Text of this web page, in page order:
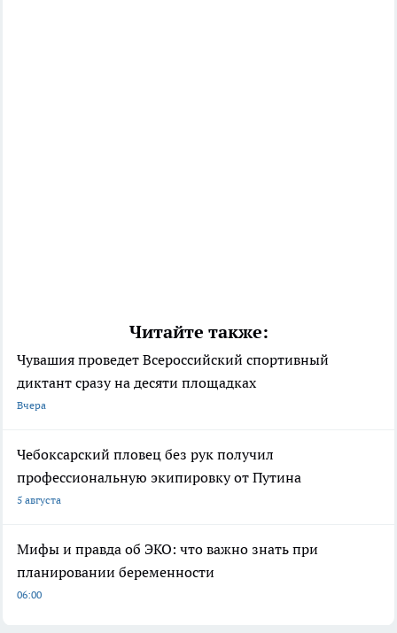
Читайте также:
Чувашия проведет Всероссийский спортивный
диктант сразу на десяти площадках
Вчера
Чебоксарский пловец без рук получил
профессиональную экипировку от Путина
5 августа
Мифы и правда об ЭКО: что важно знать при
планировании беременности
06:00